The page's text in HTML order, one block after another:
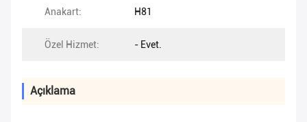
Anakart: H81
Özel Hizmet: - Evet.
Açıklama